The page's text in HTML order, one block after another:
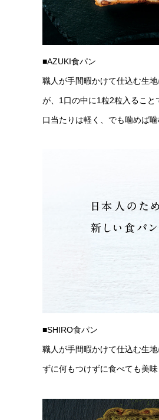
■AZUKI食パン
職人が手間暇かけて仕込む生
が、1口の中に1粒2粒入るこ
口当たりは軽く、でも噛めば
■SHIRO食パン
職人が手間暇かけて仕込む生
ずに何もつけずに食べても美